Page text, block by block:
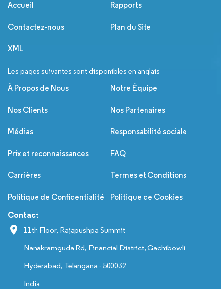
Accueil Rapports
Contactez-nous Plan du Site
XML
Les pages suivantes sont disponibles en anglais
À Propos de Nous Notre Équipe
Nos Clients Nos Partenaires
Médias Responsabilité sociale
Prix et reconnaissances FAQ
Carrières Termes et Conditions
Politique de Confidentialité Politique de Cookies
Contact
11th Floor, Rajapushpa Summit
Nanakramguda Rd, Financial District, Gachibowli
Hyderabad, Telangana - 500032
India